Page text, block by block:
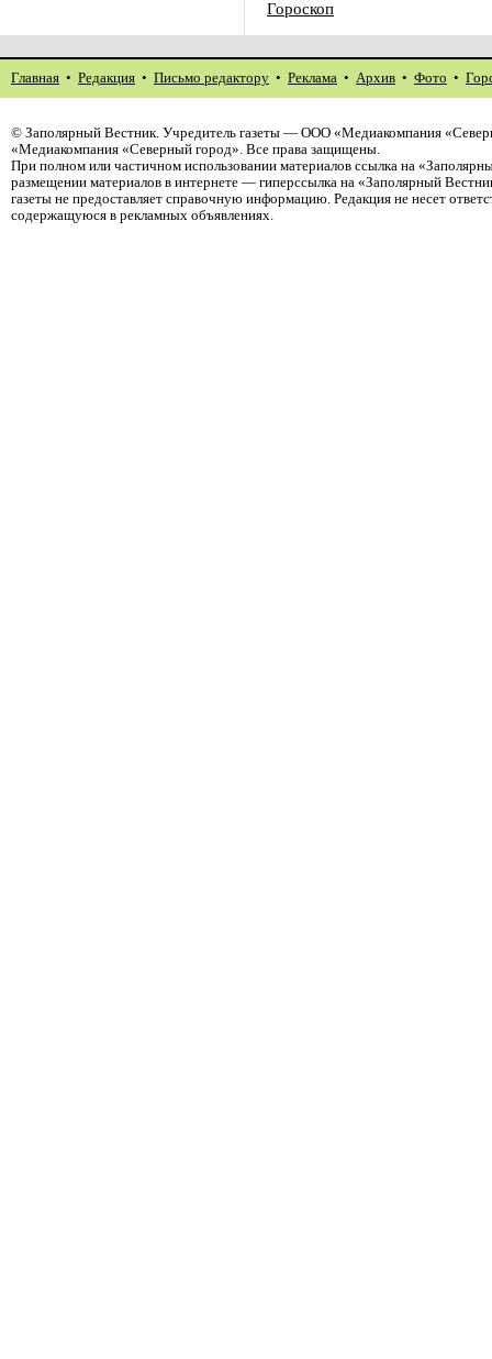
Гороскоп
Главная • Редакция • Письмо редактору • Реклама • Архив • Фото •
© Заполярный Вестник. Учредитель газеты — ООО «Медиакомпания
«Медиакомпания «Северный город». Все права защищены.
При полном или частичном использовании материалов ссылка на
размещении материалов в интернете — гиперссылка на «Заполярный
газеты не предоставляет справочную информацию. Редакция не несет
содержащуюся в рекламных объявлениях.